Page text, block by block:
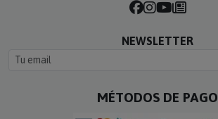
NEWSLETTER
MÉTODOS DE PAGO